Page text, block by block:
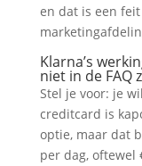
en dat is een
Klarna’s
niet in de FAQ
Stel je voor: je
creditcard is
optie, maar dat
per dag, oftewel